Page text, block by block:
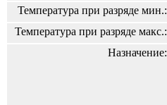
Температура при разряде мин.:
Температура при разряде макс.:
Назначение: